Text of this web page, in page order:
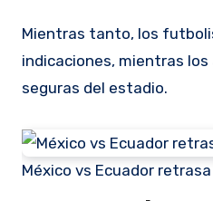
Mientras tanto, los
indicaciones, mientras
seguras del estadio.
México vs Ecuador